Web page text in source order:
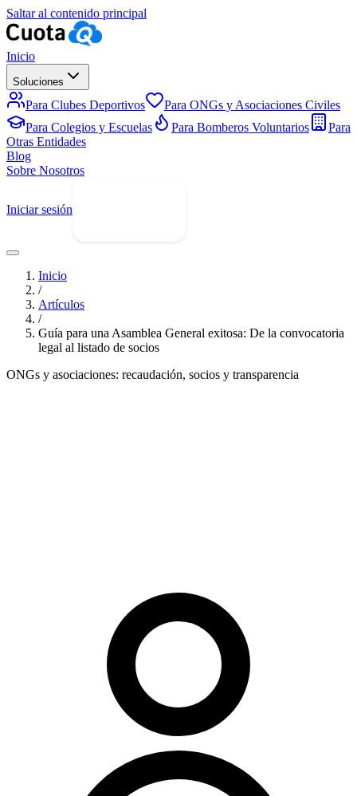
Saltar al contenido principal
Inicio
Soluciones
Para Clubes Deportivos
Para ONGs y Asociaciones Civiles
Para Colegios y Escuelas
Para Bomberos Voluntarios
Para
Otras Entidades
Blog
Sobre Nosotros
Iniciar sesión
Inicio
/
Artículos
/
Guía para una Asamblea General exitosa: De la convocatoria
legal al listado de socios
ONGs y asociaciones: recaudación, socios y transparencia